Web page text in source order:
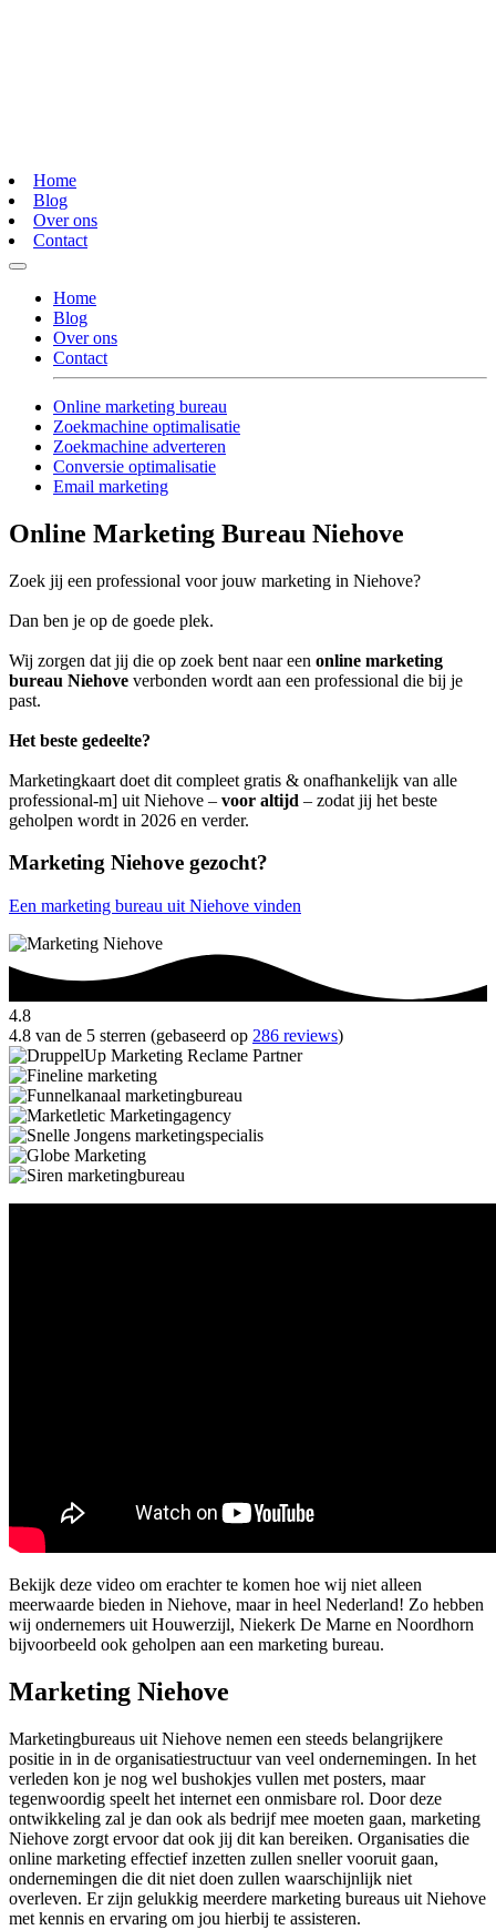
Home
Blog
Over ons
Contact
Home
Blog
Over ons
Contact
Online marketing bureau
Zoekmachine optimalisatie
Zoekmachine adverteren
Conversie optimalisatie
Email marketing
Online Marketing Bureau Niehove
Zoek jij een professional voor jouw marketing in Niehove?
Dan ben je op de goede plek.
Wij zorgen dat jij die op zoek bent naar een online marketing
bureau Niehove verbonden wordt aan een professional die bij je
past.
Het beste gedeelte?
Marketingkaart doet dit compleet gratis & onafhankelijk van alle
professional-m] uit Niehove – voor altijd – zodat jij het beste
geholpen wordt in 2026 en verder.
Marketing Niehove gezocht?
Een marketing bureau uit Niehove vinden
4.8
4.8 van de 5 sterren (gebaseerd op 286 reviews)
Bekijk deze video om erachter te komen hoe wij niet alleen
meerwaarde bieden in Niehove, maar in heel Nederland! Zo hebben
wij ondernemers uit Houwerzijl, Niekerk De Marne en Noordhorn
bijvoorbeeld ook geholpen aan een marketing bureau.
Marketing Niehove
Marketingbureaus uit Niehove nemen een steeds belangrijkere
positie in in de organisatiestructuur van veel ondernemingen. In het
verleden kon je nog wel bushokjes vullen met posters, maar
tegenwoordig speelt het internet een onmisbare rol. Door deze
ontwikkeling zal je dan ook als bedrijf mee moeten gaan, marketing
Niehove zorgt ervoor dat ook jij dit kan bereiken. Organisaties die
online marketing effectief inzetten zullen sneller vooruit gaan,
ondernemingen die dit niet doen zullen waarschijnlijk niet
overleven. Er zijn gelukkig meerdere marketing bureaus uit Niehove
met kennis en ervaring om jou hierbij te assisteren.